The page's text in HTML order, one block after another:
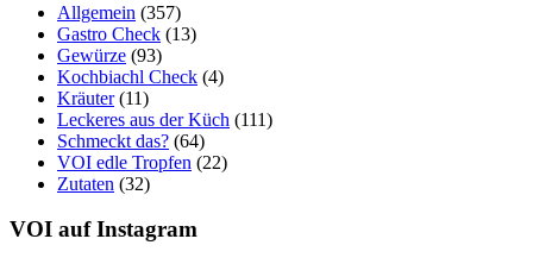
Allgemein (357)
Gastro Check (13)
Gewürze (93)
Kochbiachl Check (4)
Kräuter(11)
Leckeres aus der Küch (111)
Schmeckt das? (64)
VOI edle Tropfen (22)
Zutaten (32)
VOI auf Instagram